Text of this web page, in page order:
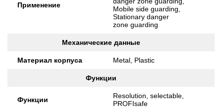
Применение
Mobile side guarding,
Stationary danger
zone guarding
Механические данные
Материал корпуса Metal, Plastic
Функции
Функции
Resolution, selectable,
PROFIsafe